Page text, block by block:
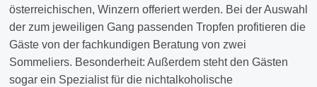
österreichischen, Winzern offeriert werden. Bei der Auswahl
der zum jeweiligen Gang passenden Tropfen profitieren die
Gäste von der fachkundigen Beratung von zwei
Sommeliers. Besonderheit: Außerdem steht den Gästen
sogar ein Spezialist für die nichtalkoholische